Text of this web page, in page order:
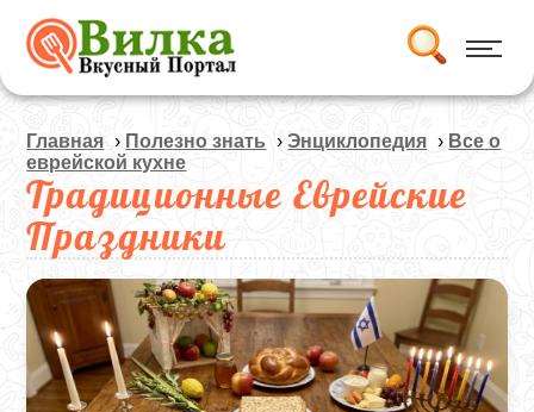
Главная › Полезно знать ›Энциклопедия › Все о
еврейской кухне
Традиционные Еврейские
Праздники